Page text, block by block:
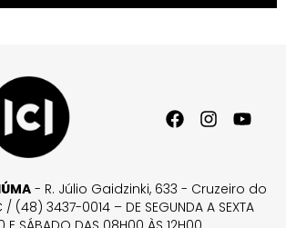
- R. Júlio Gaidzinki, 633 - Cruzeiro do
(48) 3437-0014 – DE SEGUNDA A SEXTA